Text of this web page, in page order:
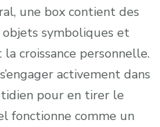
une box contient des
objets symboliques et
croissance personnelle.
activement dans
pour en tirer le
fonctionne comme un